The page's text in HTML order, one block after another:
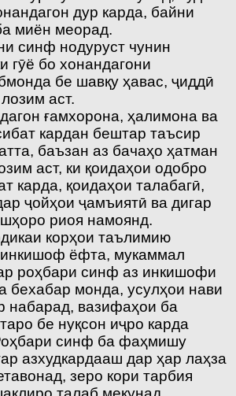
дур карда, байни
миён меорад.
синф нодуруст чунин
гӯё бо хонандагони
бе шавқу ҳавас, ҷиддӣ
аст.
ғамхорона, ҳалимона ва
кардан бештар таъсир
баъзан аз бачаҳо ҳатман
аст, ки қоидаҳои одобро
карда, қоидаҳои талабагӣ,
ҷойҳои ҷамъиятӣ ва дигар
риоя намоянд.
корҳои таълимию
ёфта, мукаммал
роҳбари синф аз инкишофи
бехабар монда, усулҳои нави
набарад, вазифаҳои ба
бе нуқсон иҷро карда
синф ба фаҳмишу
азхудкардааш дар ҳар лаҳза
зеро кори тарбия